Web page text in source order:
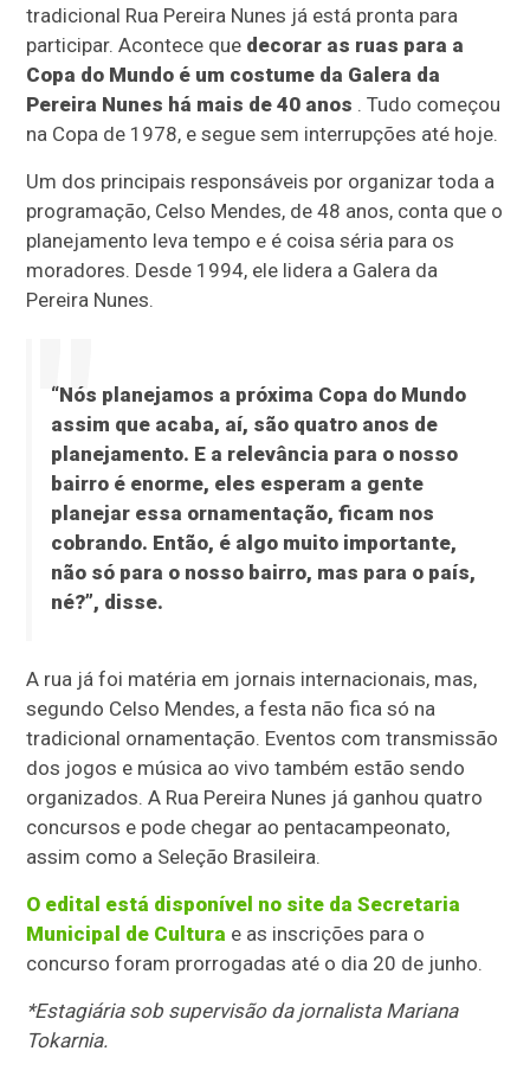
tradicional Rua Pereira Nunes já está pronta para
participar. Acontece que decorar as ruas para a
Copa do Mundo é um costume da Galera da
Pereira Nunes há mais de 40 anos . Tudo começou
na Copa de 1978, e segue sem interrupções até hoje.
Um dos principais responsáveis por organizar toda a
programação, Celso Mendes, de 48 anos, conta que o
planejamento leva tempo e é coisa séria para os
moradores. Desde 1994, ele lidera a Galera da
Pereira Nunes.
“Nós planejamos a próxima Copa do Mundo
assim que acaba, aí, são quatro anos de
planejamento. E a relevância para o nosso
bairro é enorme, eles esperam a gente
planejar essa ornamentação, ficam nos
cobrando. Então, é algo muito importante,
não só para o nosso bairro, mas para o país,
né?”, disse.
A rua já foi matéria em jornais internacionais, mas,
segundo Celso Mendes, a festa não fica só na
tradicional ornamentação. Eventos com transmissão
dos jogos e música ao vivo também estão sendo
organizados. A Rua Pereira Nunes já ganhou quatro
concursos e pode chegar ao pentacampeonato,
assim como a Seleção Brasileira.
O edital está disponível no site da Secretaria
Municipal de Cultura e as inscrições para o
concurso foram prorrogadas até o dia 20 de junho.
*Estagiária sob supervisão da jornalista Mariana
Tokarnia.